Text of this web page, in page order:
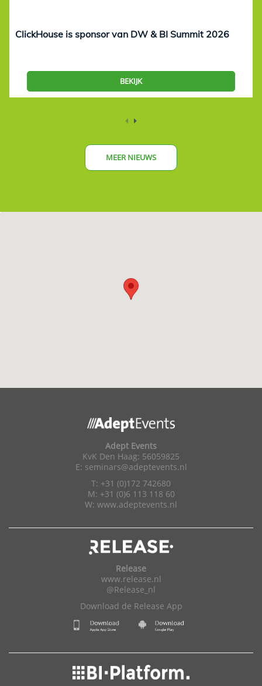
ClickHouse is sponsor van DW & BI Summit 2026
BEKIJK
MEER NIEUWS
Adept Events
KvK Den Haag: 56059825
E: seminars@adeptevents.nl
T: +31 (0)172 742680
M: +31 (0)6 113 118 60
W: www.adeptevents.nl
Release
www.release.nl
@Release_nl
Download de Release App